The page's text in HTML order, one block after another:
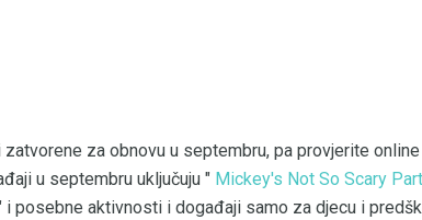
zatvorene za obnovu u septembru, pa provjerite
u septembru uključuju " Mickey's Not So Scary
i posebne aktivnosti i događaji samo za djecu i